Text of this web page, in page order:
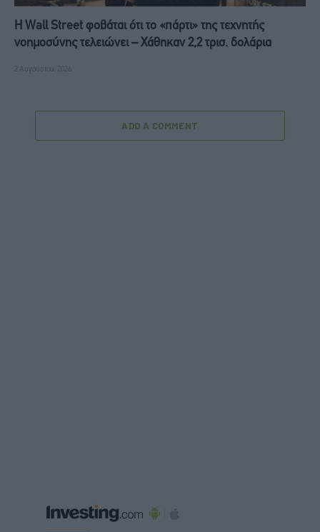
Η Wall Street φοβάται ότι το «πάρτι» της τεχνητής
νοημοσύνης τελειώνει – Χάθηκαν 2,2 τρισ. δολάρια
2 Αυγούστου, 2026
ADD A COMMENT